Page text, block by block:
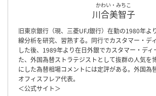
かわい・みちこ
川合美智子
旧東京銀行（現、三菱UFJ銀行）在勤の1980年よ
線分析を研究、習熟する。同行でカスタマー・デ
した後、1989年より在日外銀でカスタマー・ディ
た、外国為替ストラテジストとして抜群の人気を
にした為替相場コメントには定評がある。外国為
オフィスフレア代表。
＜公式サイト＞